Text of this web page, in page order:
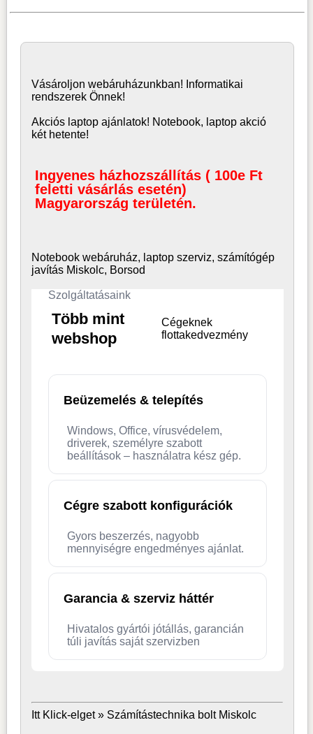
Vásároljonwebáruházunkban! Informatikai
rendszerek Önnek!
Akciós laptop ajánlatok! Notebook, laptop akció
két hetente!
Ingyenes házhozszállítás ( 100e Ft
feletti vásárlás esetén)
Magyarország területén.
Notebook webáruház, laptop szerviz, számítógép
javítás Miskolc, Borsod
Szolgáltatásaink
Több mint
webshop
Cégeknek
flottakedvezmény
Beüzemelés & telepítés
Windows, Office, vírusvédelem,
driverek, személyre szabott
beállítások – használatra kész gép.
Cégre szabott konfigurációk
Gyors beszerzés, nagyobb
mennyiségre engedményes ajánlat.
Garancia & szerviz háttér
Hivatalos gyártói jótállás, garancián
túli javítás saját szervizben
Itt Klick-elget » Számítástechnika bolt Miskolc